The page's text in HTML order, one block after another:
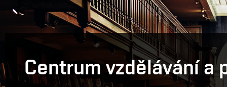
Centrum vzdělávání a